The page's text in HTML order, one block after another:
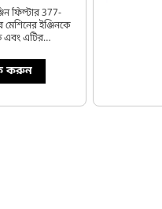
ফিল্টার 377-
ইঞ্জিনকে
এবং এটির
করুন